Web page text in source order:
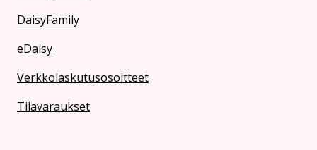
DaisyFamily
eDaisy
Verkkolaskutusosoitteet
Tilavaraukset